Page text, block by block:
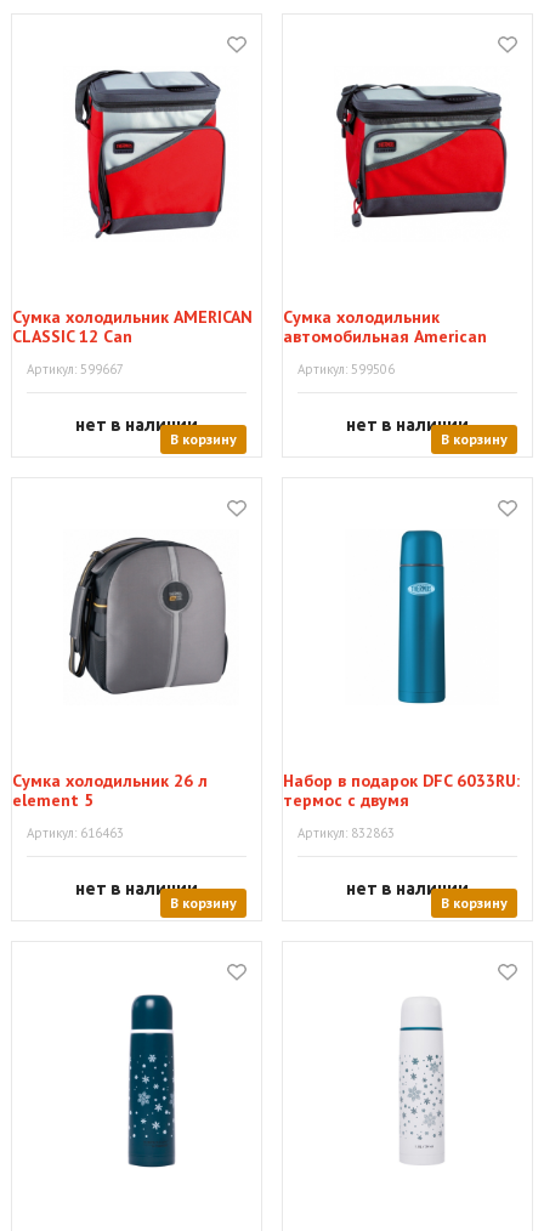
Сумка холодильник AMERICAN
CLASSIC 12 Can
Артикул: 599667
нет в наличии
В корзину
Сумка холодильник
автомобильная American
Артикул: 599506
нет в наличии
В корзину
Сумка холодильник 26 л
element 5
Артикул: 616463
нет в наличии
В корзину
Набор в подарок DFC 6033RU:
термос с двумя
Артикул: 832863
нет в наличии
В корзину